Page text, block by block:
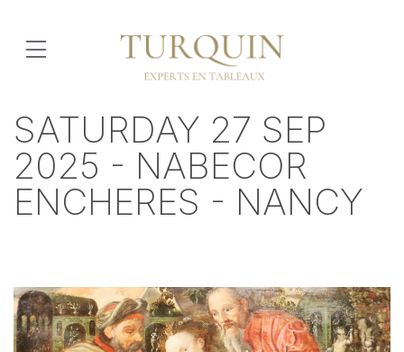
SATURDAY 27 SEP
2025 - NABECOR
ENCHERES - NANCY